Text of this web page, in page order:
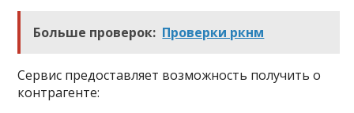
Больше проверок: Проверки ркнм
Сервис предоставляет возможность получить о
контрагенте: